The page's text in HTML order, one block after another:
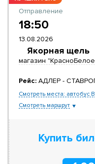
Отправление
18:50
13.08.2026
Якорная щель
магазин
Рейс: АДЛЕР -
Смотреть места: автобус
Смотреть маршрут
Купить